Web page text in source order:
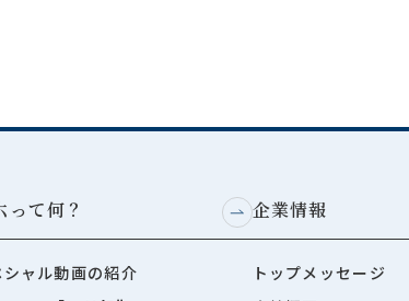
って何？
シャル動画の紹介
企業情報
トップメッセージ